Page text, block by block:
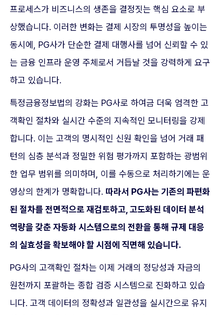
프로세스가 비즈니스의 생존을 결정짓는 핵심 요소로 부
상했습니다. 이러한 변화는 결제 시장의 투명성을 높이는
동시에, PG사가 단순한 결제 대행사를 넘어 신뢰할 수 있
는 금융 인프라 운영 주체로서 거듭날 것을 강력하게 요구
하고 있습니다.
특정금융정보법의 강화는 PG사로 하여금 더욱 엄격한 고
객확인 절차와 실시간 수준의 지속적인 모니터링을 강제
합니다. 이는 고객의 명시적인 신원 확인을 넘어 거래 패
턴의 심층 분석과 정밀한 위험 평가까지 포함하는 광범위
한 업무 범위를 의미하며, 이를 수동으로 처리하기에는 운
영상의 한계가 명확합니다. 따라서 PG사는 기존의 파편화
된 절차를 전면적으로 재검토하고, 고도화된 데이터 분석
역량을 갖춘 자동화 시스템으로의 전환을 통해 규제 대응
의 실효성을 확보해야 할 시점에 직면해 있습니다.
PG사의 고객확인 절차는 이제 거래의 정당성과 자금의
원천까지 포괄하는 종합 검증 시스템으로 진화하고 있습
니다. 고객 데이터의 정확성과 일관성을 실시간으로 유지